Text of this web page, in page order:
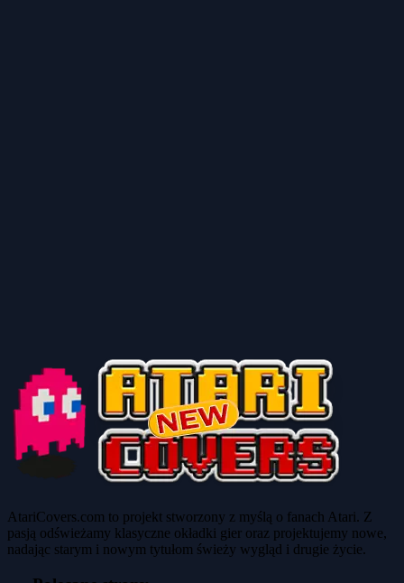
AtariCovers.com to projekt stworzony z myślą o fanach Atari. Z
pasją odświeżamy klasyczne okładki gier oraz projektujemy nowe,
nadając starym i nowym tytułom świeży wygląd i drugie życie.